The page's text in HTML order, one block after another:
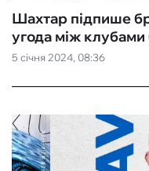
5 січня 2024, 08:36
Шахтар підпише
угода між клубами